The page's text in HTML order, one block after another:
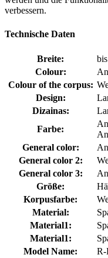
verbessern.
Technische Daten
Breite:
Colour:
Colour of the corpus:
Design:
Dizainas:
Farbe:
General color:
General color 2:
General color 3:
Größe:
Korpusfarbe:
Material:
Material1:
Material1:
Model Name:
R-